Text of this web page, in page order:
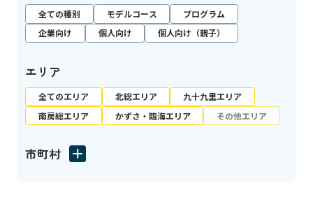
全ての種別 モデルコース
プログラム
企業向け
個人向け 個人向け（親子）
エリア
全てのエリア 北総エリア
九十九里エリア
南房総エリア
かずさ・臨海エリア その他エリア
市町村